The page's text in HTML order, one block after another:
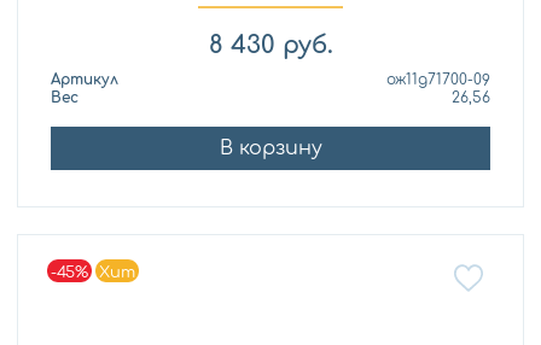
8 430 руб.
Артикул
ож11д71700-09
Вес
26,56
В корзину
-45% Хит